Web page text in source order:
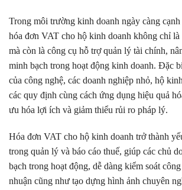
Trong môi trường kinh doanh ngày càng
hóa đơn VAT cho hộ kinh doanh không chỉ
mà còn là công cụ hỗ trợ quản lý tài chính,
minh bạch trong hoạt động kinh doanh. Đặc
của công nghệ, các doanh nghiệp nhỏ, hộ
các quy định cùng cách ứng dụng hiệu quả
ưu hóa lợi ích và giảm thiểu rủi ro pháp lý.
Hóa đơn VAT cho hộ kinh doanh trở thành
trong quản lý và báo cáo thuế, giúp các chủ
bạch trong hoạt động, dễ dàng kiểm soát
nhuận cũng như tạo dựng hình ảnh chuyên